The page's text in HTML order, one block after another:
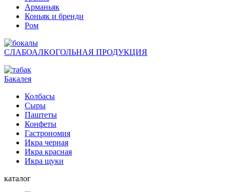
Арманьяк
Коньяк и бренди
Ром
СЛАБОАЛКОГОЛЬНАЯ ПРОДУКЦИЯ
Бакалея
Колбасы
Сыры
Паштеты
Конфеты
Гастрономия
Икра черная
Икра красная
Икра щуки
каталог